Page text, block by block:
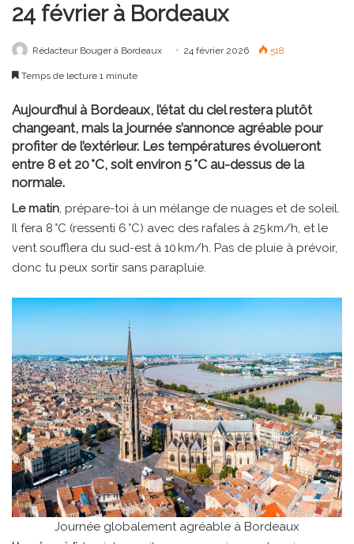
24 février à Bordeaux
Rédacteur Bouger à Bordeaux 24 février 2026 518
Temps de lecture 1 minute
Aujourd’hui à Bordeaux, l’état du ciel restera plutôt
changeant, mais la journée s’annonce agréable pour
profiter de l’extérieur. Les températures évolueront
entre 8 et 20 °C, soit environ 5 °C au-dessus de la
normale.
Le matin, prépare-toi à un mélange de nuages et de soleil.
Il fera 8 °C (ressenti 6 °C) avec des rafales à 25 km/h, et le
vent soufflera du sud-est à 10 km/h. Pas de pluie à prévoir,
donc tu peux sortir sans parapluie.
Journée globalement agréable à Bordeaux